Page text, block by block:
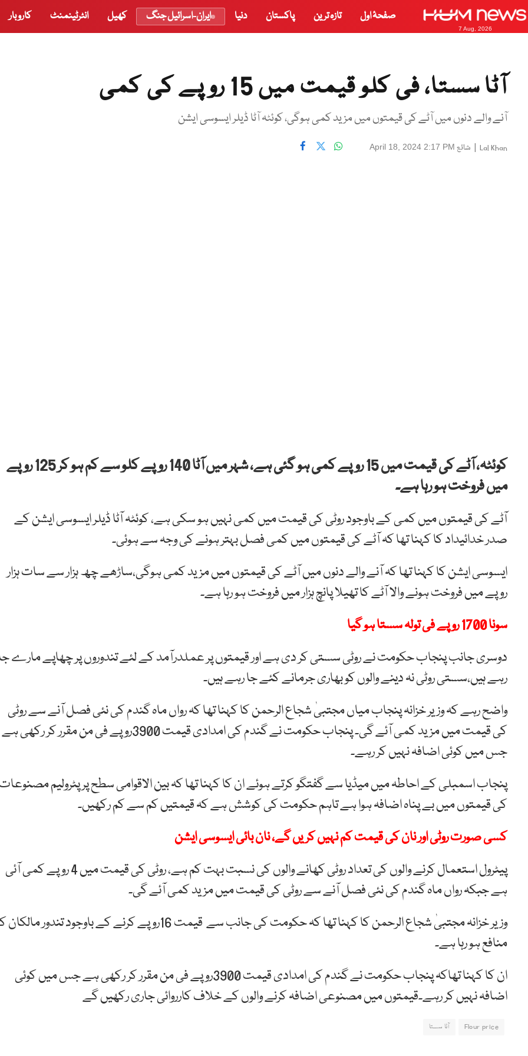
7 Aug, 2026
صفحۂ اول تازہ ترین پاکستان دنیا ایران-اسرائیل جنگ کھیل انٹرٹینمنٹ کاروبار
آٹا سستا، فی کلو قیمت میں 15 روپے کی کمی
آنے والے دنوں میں آٹے کی قیمتوں میں مزید کمی ہوگی، کوئٹہ آٹا ڈیلر ایسوسی ایشن
Lal Khan
| شائع April 18, 2024 2:17 PM
کوئٹہ، آٹے کی قیمت میں 15 روپے کمی ہو گئی ہے، شہر میں آٹا 140 روپے کلو سے کم ہو کر 125 روپے
میں فروخت ہو رہا ہے۔
آٹے کی قیمتوں میں کمی کے باوجود روٹی کی قیمت میں کمی نہیں ہو سکی ہے، کوئٹہ آٹا ڈیلر ایسوسی ایشن کے
صدر خدائیداد کا کہنا تھا کہ آٹے کی قیمتوں میں کمی فصل بہتر ہونے کی وجہ سے ہوئی۔
ایسوسی ایشن کا کہنا تھا کہ آنے والے دنوں میں آٹے کی قیمتوں میں مزید کمی ہوگی،ساڑھے چھ ہزار سے سات ہزار
روپے میں فروخت ہونے والا آٹے کا تھیلا پانچ ہزار میں فروخت ہو رہا ہے۔
سونا 1700 روپے فی تولہ سستا ہو گیا
دوسری جانب پنجاب حکومت نے روٹی سستی کر دی ہے اور قیمتوں پر عملدرآمد کے لئے تندوروں پر چھاپے مارے
رہے ہیں،سستی روٹی نہ دینے والوں کو بھاری جرمانے کئے جا رہے ہیں۔
واضح رہے کہ وزیر خزانہ پنجاب میاں مجتبیٰ شجاع الرحمن کا کہنا تھا کہ رواں ماہ گندم کی نئی فصل آنے سے روٹی
کی قیمت میں مزید کمی آئے گی۔ پنجاب حکومت نے گندم کی امدادی قیمت 3900روپے فی من مقرر کر رکھی ہے
جس میں کوئی اضافہ نہیں کر رہے۔
پنجاب اسمبلی کے احاطہ میں میڈیا سے گفتگو کرتے ہوئے ان کا کہنا تھا کہ بین الاقوامی سطح پر پٹرولیم
کی قیمتوں میں بے پناہ اضافہ ہوا ہے تاہم حکومت کی کوشش ہے کہ قیمتیں کم سے کم رکھیں۔
کسی صورت روٹی اور نان کی قیمت کم نہیں کریں گے، نان بائی ایسوسی ایشن
پیٹرول استعمال کرنے والوں کی تعداد روٹی کھانے والوں کی نسبت بہت کم ہے، روٹی کی قیمت میں 4 روپے کمی آئی
ہے جبکہ رواں ماہ گندم کی نئی فصل آنے سے روٹی کی قیمت میں مزید کمی آئے گی۔
وزیر خزانہ مجتبیٰ شجاع الرحمن کا کہنا تھا کہ حکومت کی جانب سے قیمت 16روپے کرنے کے باوجود تندور
منافع ہو رہا ہے۔
ان کا کہنا تھاکہ پنجاب حکومت نے گندم کی امدادی قیمت 3900روپے فی من مقرر کر رکھی ہے جس میں کوئی
اضافہ نہیں کر رہے۔قیمتوں میں مصنوعی اضافہ کرنے والوں کے خلاف کارروائی جاری رکھیں گے
Flour price آٹا سستا